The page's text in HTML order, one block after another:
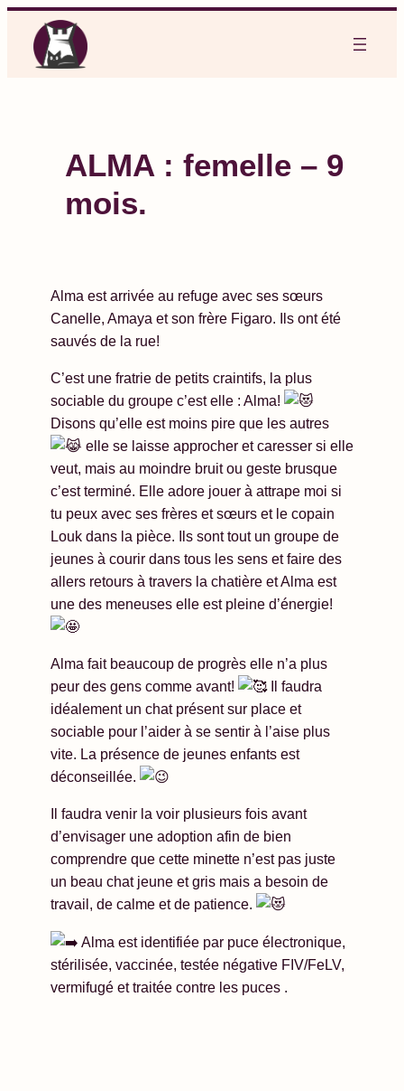
contenu
ALMA : femelle – 9
mois.
Alma est arrivée au refuge avec ses sœurs
Canelle, Amaya et son frère Figaro. Ils ont été
sauvés de la rue!
C’est une fratrie de petits craintifs, la plus
sociable du groupe c’est elle : Alma!
Disons qu’elle est moins pire que les autres
elle se laisse approcher et caresser si elle
veut, mais au moindre bruit ou geste brusque
c’est terminé. Elle adore jouer à attrape moi si
tu peux avec ses frères et sœurs et le copain
Louk dans la pièce. Ils sont tout un groupe de
jeunes à courir dans tous les sens et faire des
allers retours à travers la chatière et Alma est
une des meneuses elle est pleine d’énergie!
Alma fait beaucoup de progrès elle n’a plus
peur des gens comme avant!
Il faudra
idéalement un chat présent sur place et
sociable pour l’aider à se sentir à l’aise plus
vite. La présence de jeunes enfants est
déconseillée.
Il faudra venir la voir plusieurs fois avant
d’envisager une adoption afin de bien
comprendre que cette minette n’est pas juste
un beau chat jeune et gris mais a besoin de
travail, de calme et de patience.
Alma est identifiée par puce électronique,
stérilisée, vaccinée, testée négative FIV/FeLV,
vermifugé et traitée contre les puces .